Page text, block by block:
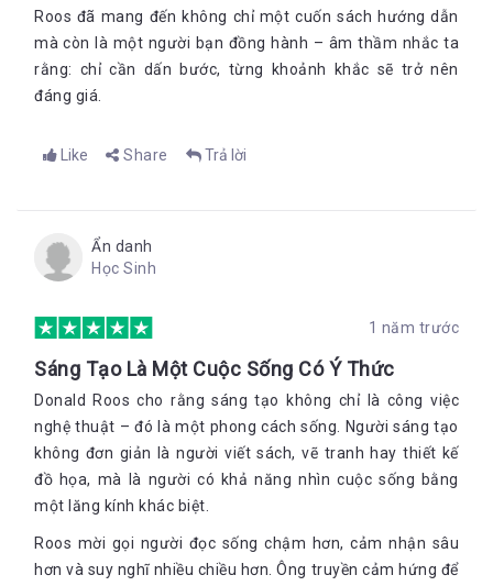
Roos đã mang đến không chỉ một cuốn sách hướng dẫn
mà còn là một người bạn đồng hành – âm thầm nhắc ta
rằng: chỉ cần dấn bước, từng khoảnh khắc sẽ trở nên
đáng giá.
Like Share Trả lời
Ẩn danh
Học Sinh
1 năm trước
Sáng Tạo Là Một Cuộc Sống Có Ý Thức
Donald Roos cho rằng sáng tạo không chỉ là công việc
nghệ thuật – đó là một phong cách sống. Người sáng tạo
không đơn giản là người viết sách, vẽ tranh hay thiết kế
đồ họa, mà là người có khả năng nhìn cuộc sống bằng
một lăng kính khác biệt.
Roos mời gọi người đọc sống chậm hơn, cảm nhận sâu
hơn và suy nghĩ nhiều chiều hơn. Ông truyền cảm hứng để